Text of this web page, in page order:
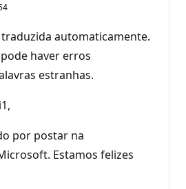
automaticamente.
haver erros
estranhas.
por postar na
Estamos felizes